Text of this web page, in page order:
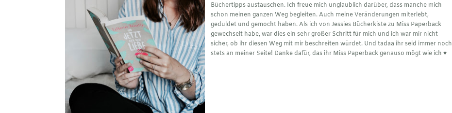
Büchertipps austauschen. Ich freue mich unglaublich darüber, dass manche mich
schon meinen ganzen Weg begleiten. Auch meine Veränderungen miterlebt,
geduldet und gemocht haben. Als ich von Jessies Bücherkiste zu Miss Paperback
gewechselt habe, war dies ein sehr großer Schritt für mich und ich war mir nicht
sicher, ob ihr diesen Weg mit mir beschreiten würdet. Und tadaa ihr seid immer noch
stets an meiner Seite! Danke dafür, das ihr Miss Paperback genauso mögt wie ich ♥︎